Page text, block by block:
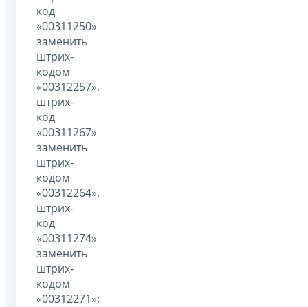
код
«00311250»
заменить
штрих-
кодом
«00312257»,
штрих-
код
«00311267»
заменить
штрих-
кодом
«00312264»,
штрих-
код
«00311274»
заменить
штрих-
кодом
«00312271»;